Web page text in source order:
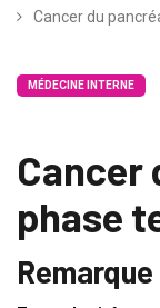
Cancer du
MÉDECINE INTERNE
Cancer
phase
Remarque